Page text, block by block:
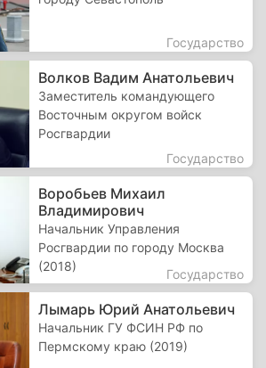
Государство
Волков Вадим Анатольевич
Заместитель командующего
Восточным округом войск
Росгвардии
Государство
Воробьев Михаил
Владимирович
Начальник Управления
Росгвардии по городу Москва
(2018)
Государство
Лымарь Юрий Анатольевич
Начальник ГУ ФСИН РФ по
Пермскому краю (2019)